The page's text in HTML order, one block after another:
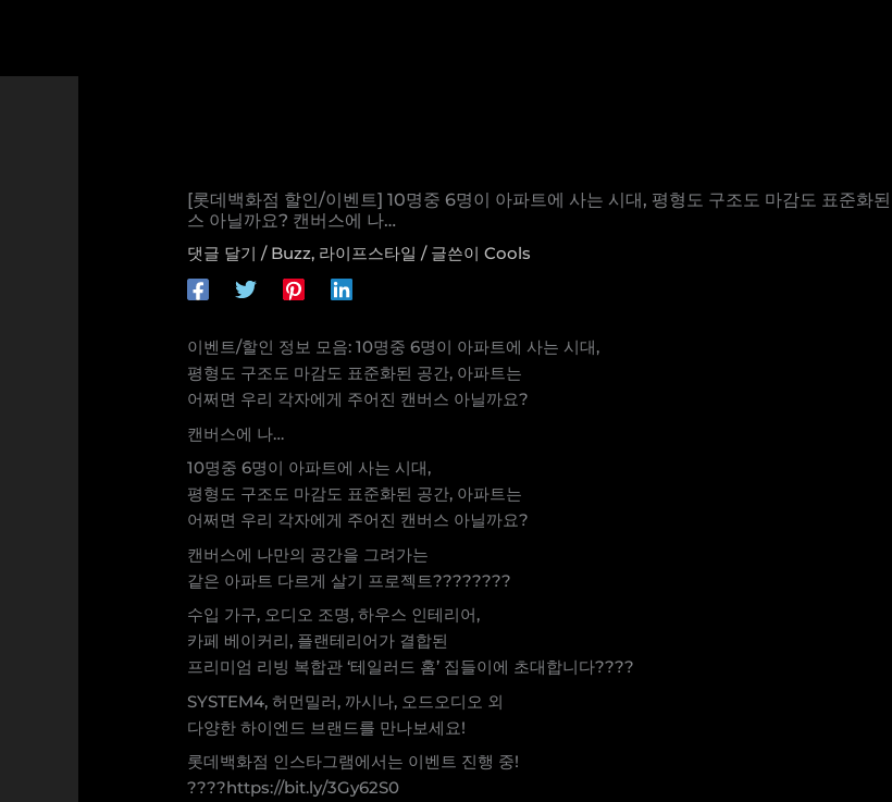
[롯데백화점 할인/이벤트] 10명중 6명이 아파트에 사는 시대, 평형도 구조도 마감도 표준화
스 아닐까요? 캔버스에 나…
댓글 달기 / Buzz, 라이프스타일 / 글쓴이Cools
이벤트/할인 정보 모음: 10명중 6명이 아파트에 사는 시대,
평형도 구조도 마감도 표준화된 공간, 아파트는
어쩌면 우리 각자에게 주어진 캔버스 아닐까요?
캔버스에 나…
10명중 6명이 아파트에 사는 시대,
평형도 구조도 마감도 표준화된 공간, 아파트는
어쩌면 우리 각자에게 주어진 캔버스 아닐까요?
캔버스에 나만의 공간을 그려가는
같은 아파트 다르게 살기 프로젝트????????
수입 가구, 오디오 조명, 하우스 인테리어,
카페 베이커리, 플랜테리어가 결합된
프리미엄 리빙 복합관 ‘테일러드 홈’ 집들이에 초대합니다????
SYSTEM4, 허먼밀러, 까시나, 오드오디오 외
다양한 하이엔드 브랜드를 만나보세요!
롯데백화점 인스타그램에서는 이벤트 진행 중!
????https://bit.ly/3Gy62S0